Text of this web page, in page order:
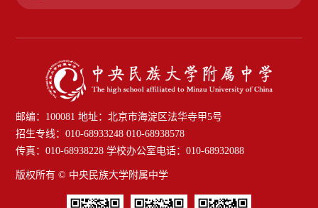
邮编：100081 地址：北京市海淀区法华寺甲5号
招生专线：010-68933248 010-68938578
传真：010-68938228 学校办公室电话：010-68932088
版权所有 © 中央民族大学附属中学